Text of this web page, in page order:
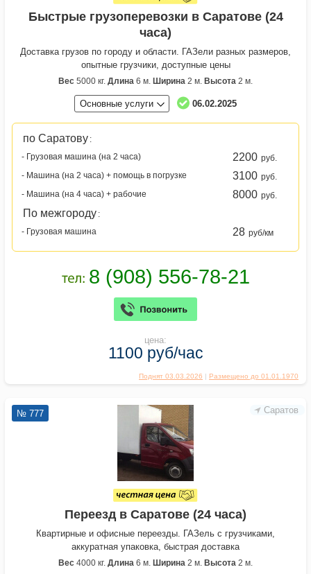
Поднят 03.03.2026 | Размещено до 01.01.1970
Быстрые грузоперевозки в Саратове (24
часа)
Доставка грузов по городу и области. ГАЗели разных размеров,
опытные грузчики, доступные цены
Вес 5000 кг. Длина 6 м. Ширина 2 м. Высота 2 м.
Основные услуги 06.02.2025
по Саратову :
- Грузовая машина (на 2 часа)
2200 руб.
- Машина (на 2 часа) + помощь в погрузке
3100 руб.
- Машина (на 4 часа) + рабочие
8000 руб.
По межгороду :
- Грузовая машина
28 руб/км
цена:
1100 руб/час
Саратов
№ 777
Переезд в Саратове (24 часа)
Квартирные и офисные переезды. ГАЗель с грузчиками,
аккуратная упаковка, быстрая доставка
Вес 4000 кг. Длина 6 м. Ширина 2 м. Высота 2 м.